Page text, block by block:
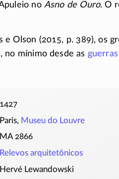
no Asno de Ouro. O
e Olson (2015, p. 389), os
no mínimo desde as
1427
Paris, Museu do Louvre
MA 2866
Relevos arquitetônicos
Hervé Lewandowski